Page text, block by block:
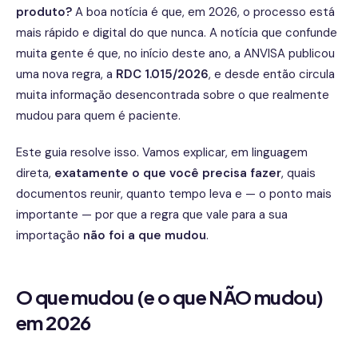
produto? A boa notícia é que, em 2026, o processo está
mais rápido e digital do que nunca. A notícia que confunde
muita gente é que, no início deste ano, a ANVISA publicou
uma nova regra, a RDC 1.015/2026, e desde então circula
muita informação desencontrada sobre o que realmente
mudou para quem é paciente.
Este guia resolve isso. Vamos explicar, em linguagem
direta, exatamente o que você precisa fazer, quais
documentos reunir, quanto tempo leva e — o ponto mais
importante — por que a regra que vale para a sua
importação não foi a que mudou.
O que mudou (e o que NÃO mudou)
em 2026